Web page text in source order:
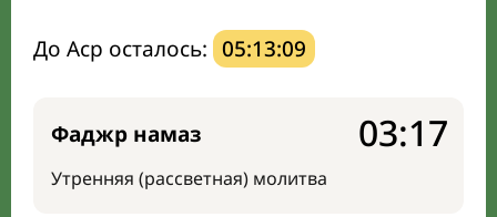
До Аср осталось: 05:13:08
Фаджр намаз
Утренняя (рассветная) молитва
03:17